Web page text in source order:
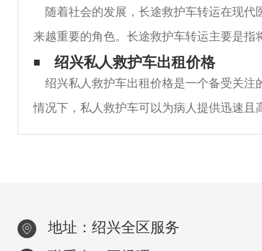
息。转院的原因 救护车转院的原因可能有
随着社会的发展，长途救护车转运在现代
来越重要的角色。长途救护车转运主要是指
疗机构转移到另一个医疗机构或回家的过程
专业的医疗人员和设备，以确保患者在转运
绍兴私人救护车出租价格
绍兴私人救护车出租价格是一个备受关注
情况下，私人救护车可以为病人提供迅速且
服务。然而，由于市场竞争激烈，私人救护
地址：绍兴全区服务